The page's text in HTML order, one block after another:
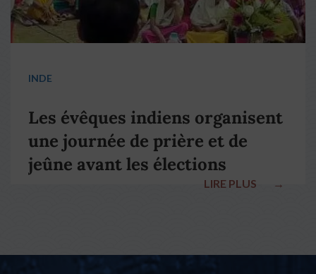
INDE
Les évêques indiens organisent
une journée de prière et de
jeûne avant les élections
LIRE PLUS →